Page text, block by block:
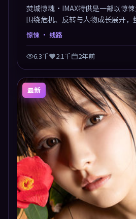
焚城惊魂·IMAX特供是一部以惊悚
围绕危机、反转与人物成长展开，
推荐观看。
惊悚 · 线路
6.3千 2.1千 2年前
最新